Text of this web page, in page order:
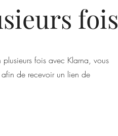
fois
fois avec Klarna, vous
de recevoir un lien de